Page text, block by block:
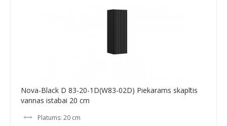
Nova-Black D 83-20-1D(W83-02D) Piekarams skapītis
vannas istabai 20 cm
Platums: 20 cm